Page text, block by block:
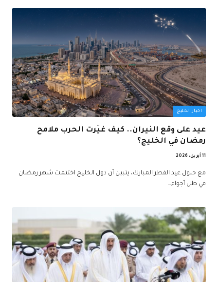
اخبار الخليج
عيد على وقع النيران.. كيف غيّرت الحرب ملامح
رمضان في الخليج؟
11 أبريل، 2026
مع حلول عيد الفطر المبارك، يتبين أن دول الخليج اختتمت شهر رمضان
في ظل أجواء…